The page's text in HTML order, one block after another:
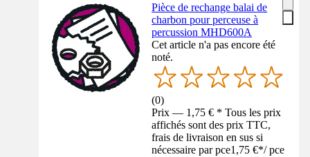
Pièce de rechange balai de
charbon pour perceuse à
percussion MHD600A
Cet article n'a pas encore été
noté.
(0)
Prix — 1,75 € * Tous les prix
affichés sont des prix TTC,
frais de livraison en sus si
nécessaire par pce1,75 €*/ pce